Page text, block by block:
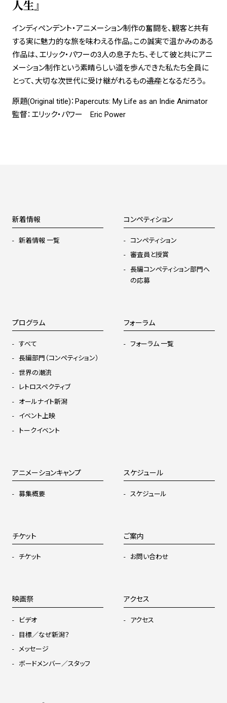
人生』
インディペンデント・アニメーション制作の奮闘を、観客と共有
する実に魅力的な旅を味わえる作品。この誠実で温かみのある
作品は、エリック・パワーの3人の息子たち、そして彼と共にアニ
メーション制作という素晴らしい道を歩んできた私たち全員に
とって、大切な次世代に受け継がれるもの遺産となるだろう。
原題(Original title)：Papercuts: My Life as an Indie Animator
監督：エリック・パワー Eric Power
新着情報
新着情報 一覧
コンペティション
コンペティション
審査員と授賞
長編コンペティション部門へ
の応募
プログラム
すべて
長編部門（コンペティション）
世界の潮流
レトロスペクティブ
オールナイト新潟
イベント上映
トークイベント
フォーラム
フォーラム 一覧
アニメーションキャンプ
募集概要
スケジュール
スケジュール
チケット
チケット
ご案内
お問い合わせ
映画祭
ビデオ
目標／なぜ新潟？
メッセージ
ボードメンバー／スタッフ
アクセス
アクセス